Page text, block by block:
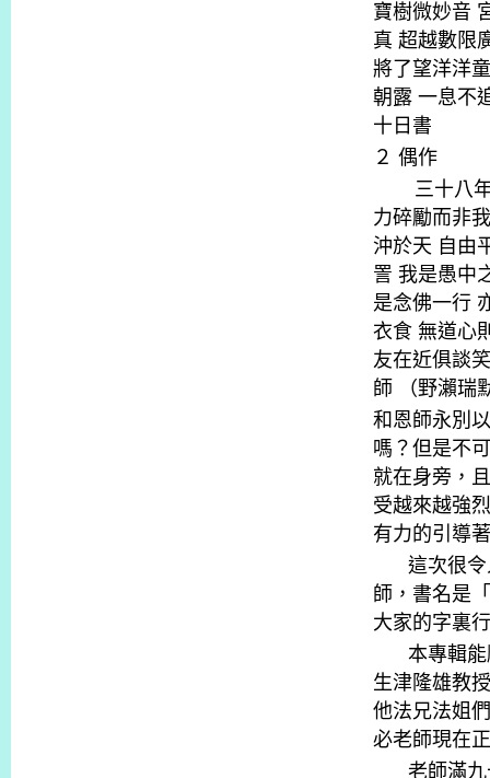
寶樹微妙音
真 超越數限
將了望洋洋
朝露 一息不
十日書
２ 偶作
三十八
力碎勵而非我
沖於天 自由
詈 我是愚中
是念佛一行
衣食 無道心
友在近俱談笑
師
（野瀨瑞
和恩師永別
嗎？但是不
就在身旁，
受越來越強
有力的引導
這次很
師，書名是
大家的字裏
本專輯
生津隆雄教
他法兄法姐
必老師現在
老師滿